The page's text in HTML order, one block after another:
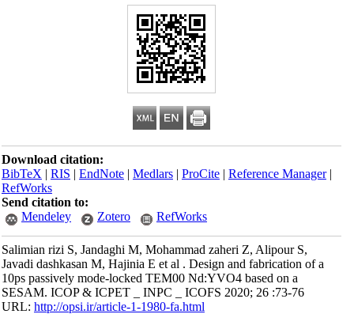
Download citation:
BibTeX|RIS|EndNote|Medlars|ProCite|Reference Manager
RefWorks
Send citation to:
Mendeley
Zotero RefWorks
Salimian rizi S, Jandaghi M, Mohammad zaheri Z, Alipour S,
Javadi dashkasan M, Hajinia E et al . Design and fabrication of a
10ps passively mode-locked TEM00 Nd:YVO4 based on a
SESAM. ICOP & ICPET _ INPC _ ICOFS 2020; 26 :73-76
URL:http://opsi.ir/article-1-1980-fa.html